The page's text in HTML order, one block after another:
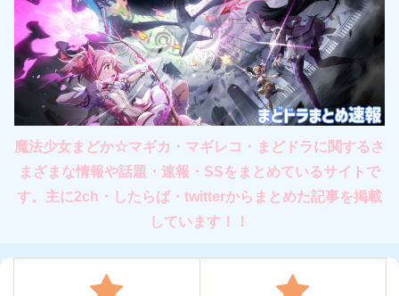
魔法少女まどか☆マギカ・マギレコ・まどドラに関するさ
まざまな情報や話題・速報・SSをまとめているサイトで
す。主に2ch・したらば・twitterからまとめた記事を掲載
しています！！